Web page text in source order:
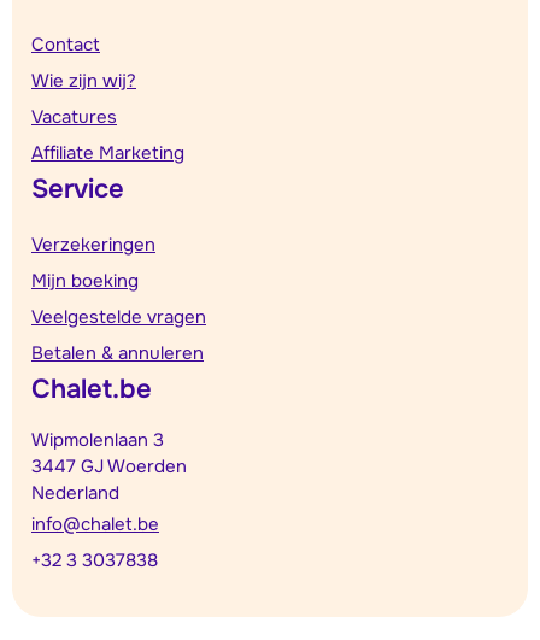
Contact
Wie zijn wij?
Vacatures
Affiliate Marketing
Service
Verzekeringen
Mijn boeking
Veelgestelde vragen
Betalen & annuleren
Chalet.be
Wipmolenlaan 3
3447 GJ Woerden
Nederland
info@chalet.be
+32 3 3037838